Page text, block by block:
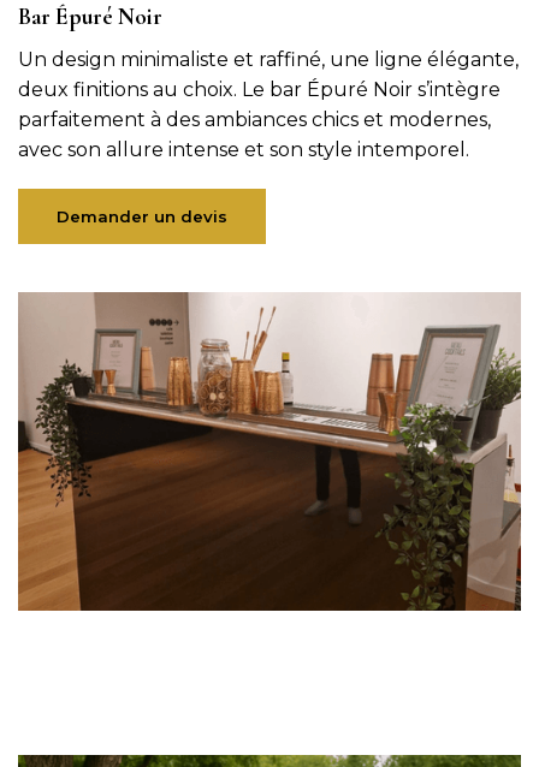
Bar Épuré Noir
Un design minimaliste et raffiné, une ligne élégante,
deux finitions au choix. Le bar Épuré Noir s’intègre
parfaitement à des ambiances chics et modernes,
avec son allure intense et son style intemporel.
Demander un devis